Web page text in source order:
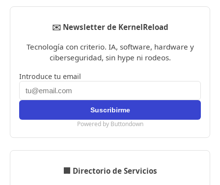
✉️ Newsletter de KernelReload
Tecnología con criterio. IA, software, hardware y
ciberseguridad, sin hype ni rodeos.
Introduce tu email
Powered by Buttondown
🏢 Directorio de Servicios